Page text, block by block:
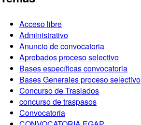
Acceso libre
Administrativo
Anuncio de convocatoria
Aprobados proceso selectivo
Bases específicas convocatoria
Bases Generales proceso selectivo
Concurso de Traslados
concurso de traspasos
Convocatoria